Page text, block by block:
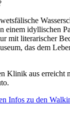
einem idyllischen
mit literarischer
das dem
Klinik aus erreicht
Infos zu den